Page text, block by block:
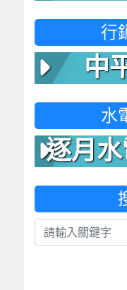
行
中
水
逐月